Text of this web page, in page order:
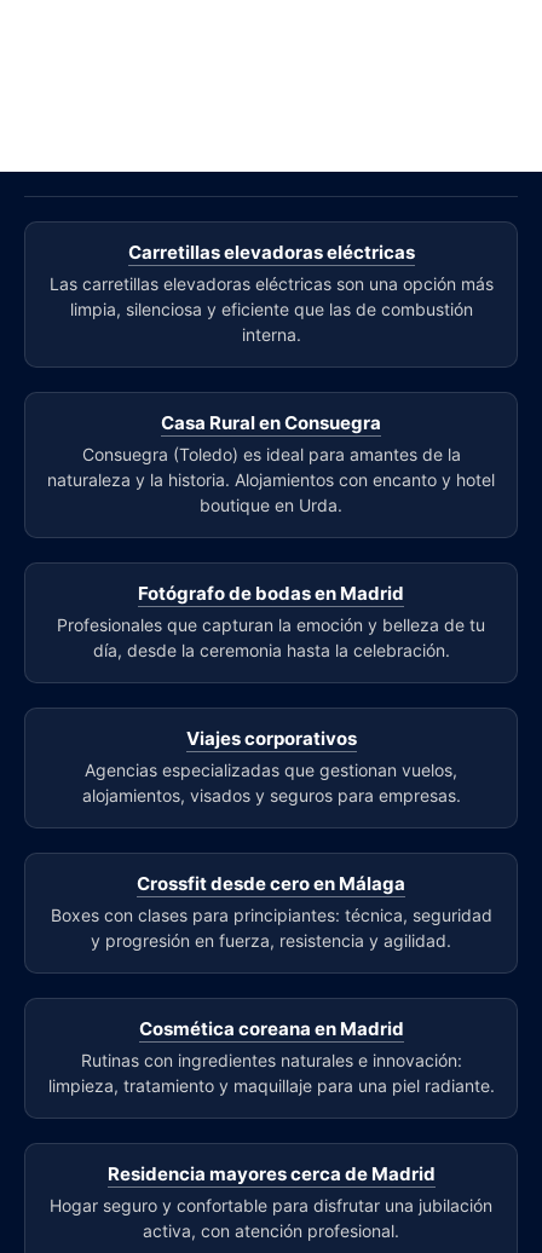
Carretillas elevadoras eléctricas
Las carretillas elevadoras eléctricas son una opción más
limpia, silenciosa y eficiente que las de combustión
interna.
Casa Rural en Consuegra
Consuegra (Toledo) es ideal para amantes de la
naturaleza y la historia. Alojamientos con encanto y hotel
boutique en Urda.
Fotógrafo de bodas en Madrid
Profesionales que capturan la emoción y belleza de tu
día, desde la ceremonia hasta la celebración.
Viajes corporativos
Agencias especializadas que gestionan vuelos,
alojamientos, visados y seguros para empresas.
Crossfit desde cero en Málaga
Boxes con clases para principiantes: técnica, seguridad
y progresión en fuerza, resistencia y agilidad.
Cosmética coreana en Madrid
Rutinas con ingredientes naturales e innovación:
limpieza, tratamiento y maquillaje para una piel radiante.
Residencia mayores cerca de Madrid
Hogar seguro y confortable para disfrutar una jubilación
activa, con atención profesional.